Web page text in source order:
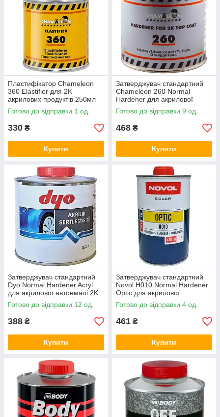
Пластифікатор Chameleon
360 Elastifier для 2K
акрилових продуктів 250мл
Готово до відправки 1 од.
330 ₴
Купити
Затверджувач стандартний
Chameleon 260 Normal
Hardener для акрилової
автоемалі 2K Top Coat Acryl
400мл
Готово до відправки 9 од.
468 ₴
Купити
Затверджувач стандартний
Dyo Normal Hardener Acryl
для акрилової автоемалі 2K
Acryl 500мл
Готово до відправки 12 од.
388 ₴
Купити
Затверджувач стандартний
Novol H010 Normal Hardener
Optic для акрилової
автоемалі 2K Optic Acryl
400мл
Готово до відправки 4 од.
461 ₴
Купити